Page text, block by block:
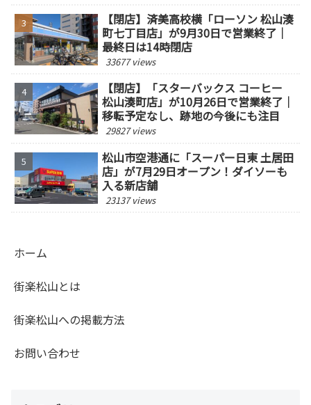
【閉店】済美高校横「ローソン 松山湊
町七丁目店」が9月30日で営業終了｜
最終日は14時閉店
33677 views
【閉店】「スターバックス コーヒー
松山湊町店」が10月26日で営業終了｜
移転予定なし、跡地の今後にも注目
29827 views
松山市空港通に「スーパー日東 土居田
店」が7月29日オープン！ダイソーも
入る新店舗
23137 views
ホーム
街楽松山とは
街楽松山への掲載方法
お問い合わせ